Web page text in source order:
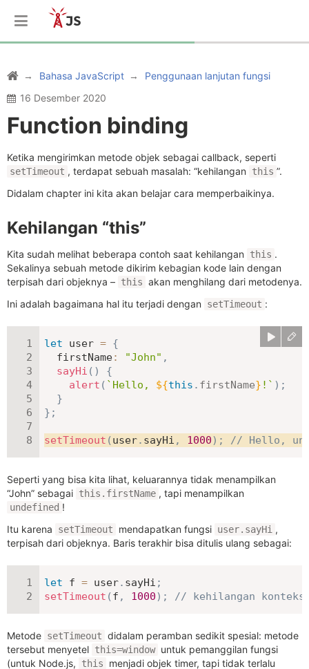
Bahasa JavaScript
Penggunaan lanjutan fungsi
16 Desember 2020
Function binding
Ketika mengirimkan metode objek sebagai callback, seperti
setTimeout , terdapat sebuah masalah: “kehilangan this ”.
Didalam chapter ini kita akan belajar cara memperbaikinya.
Kehilangan “this”
Kita sudah melihat beberapa contoh saat kehilangan this .
Sekalinya sebuah metode dikirim kebagian kode lain dengan
terpisah dari objeknya – this akan menghilang dari metodenya.
Ini adalah bagaimana hal itu terjadi dengan
setTimeout :
let user = {
firstName: "John" ,
sayHi ( )
{
alert ( ` Hello, ${this . firstName} ! ` ) ;
}
} ;
setTimeout (user. sayHi , 1000) ; // Hello,
Seperti yang bisa kita lihat, keluarannya tidak menampilkan
“John” sebagai this.firstName , tapi menampilkan
undefined !
Itu karena
setTimeout mendapatkan fungsi user.sayHi ,
terpisah dari objeknya. Baris terakhir bisa ditulis ulang sebagai:
let f = user. sayHi ;
setTimeout (f , 1000) ; // kehilangan
Metode setTimeout didalam peramban sedikit spesial: metode
tersebut menyetel this=window untuk pemanggilan fungsi
(untuk Node.js,
this
menjadi objek timer, tapi tidak terlalu